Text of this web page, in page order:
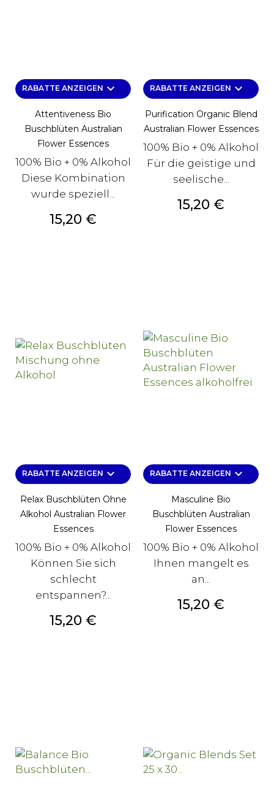
RABATTE ANZEIGEN keyboard_arrow_down
Attentiveness Bio
Buschblüten Australian
Flower Essences
100% Bio + 0% Alkohol
Diese Kombination
wurde speziell...
Preis
15,20 €
RABATTE ANZEIGEN keyboard_arrow_down
Purification Organic Blend
Australian Flower Essences
100% Bio + 0% Alkohol
Für die geistige und
seelische...
Preis
15,20 €
RABATTE ANZEIGEN keyboard_arrow_down
Relax Buschblüten Ohne
Alkohol Australian Flower
Essences
100% Bio + 0% Alkohol
Können Sie sich
schlecht
entspannen?...
Preis
15,20 €
RABATTE ANZEIGEN keyboard_arrow_down
Masculine Bio
Buschblüten Australian
Flower Essences
100% Bio + 0% Alkohol
Ihnen mangelt es
an...
Preis
15,20 €